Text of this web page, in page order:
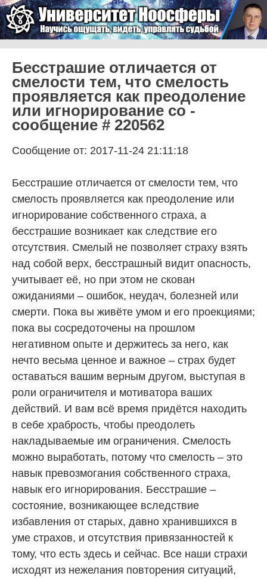
Университет Ноосферы
Бесстрашие отличается от
смелости тем, что смелость
проявляется как преодоление
или игнорирование со -
сообщение # 220562
Сообщение от: 2017-11-24 21:11:18
Бесстрашие отличается от смелости тем, что
смелость проявляется как преодоление или
игнорирование собственного страха, а
бесстрашие возникает как следствие его
отсутствия. Смелый не позволяет страху взять
над собой верх, бесстрашный видит опасность,
учитывает её, но при этом не скован
ожиданиями – ошибок, неудач, болезней или
смерти. Пока вы живёте умом и его проекциями;
пока вы сосредоточены на прошлом
негативном опыте и держитесь за него, как
нечто весьма ценное и важное – страх будет
оставаться вашим верным другом, выступая в
роли ограничителя и мотиватора ваших
действий. И вам всё время придётся находить
в себе храбрость, чтобы преодолеть
накладываемые им ограничения. Смелость
можно выработать, потому что смелость – это
навык превозмогания собственного страха,
навык его игнорирования. Бесстрашие –
состояние, возникающее вследствие
избавления от старых, давно хранившихся в
уме страхов, и отсутствия привязанностей к
тому, что есть здесь и сейчас. Все наши страхи
исходят из нежелания повторения ситуаций,